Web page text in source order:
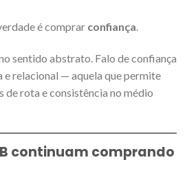
é comprar confiança.
sentido abstrato. Falo de confiança
relacional — aquela que permite
de rota e consistência no médio
continuam comprando